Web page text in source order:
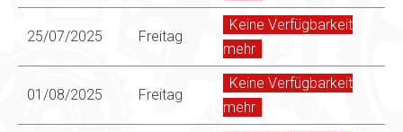
25/07/2025 Freitag
Keine Verfügbarkeit
mehr
01/08/2025 Freitag
Keine Verfügbarkeit
mehr